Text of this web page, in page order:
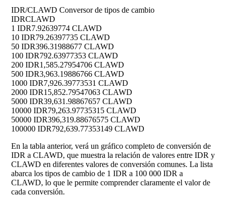
IDR/CLAWD Conversor de tipos de cambio
IDRCLAWD
1 IDR7.92639774 CLAWD
10 IDR79.26397735 CLAWD
50 IDR396.31988677 CLAWD
100 IDR792.63977353 CLAWD
200 IDR1,585.27954706 CLAWD
500 IDR3,963.19886766 CLAWD
1000 IDR7,926.39773531 CLAWD
2000 IDR15,852.79547063 CLAWD
5000 IDR39,631.98867657 CLAWD
10000 IDR79,263.97735315 CLAWD
50000 IDR396,319.88676575 CLAWD
100000 IDR792,639.77353149 CLAWD
En la tabla anterior, verá un gráfico completo de conversión de
IDR a CLAWD, que muestra la relación de valores entre IDR y
CLAWD en diferentes valores de conversión comunes. La lista
abarca los tipos de cambio de 1 IDR a 100 000 IDR a
CLAWD, lo que le permite comprender claramente el valor de
cada conversión.